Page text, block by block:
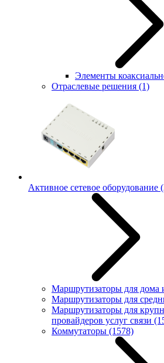
Элементы
Отраслевые решения (1)
Активное сетевое оборудование
Маршрутизаторы для дома
Маршрутизаторы для
Маршрутизаторы для
провайдеров услуг связи
Коммутаторы (1578)